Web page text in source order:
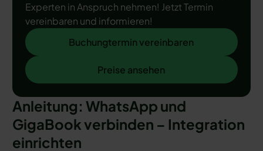
Experten in Anspruch nehmen! Jetzt Termin
vereinbaren und informieren!
Buchungtermin vereinbaren
Buchungtermin vereinbaren
Preise ansehen
Preise ansehen
Anleitung: WhatsApp und
GigaBook verbinden – Integration
einrichten